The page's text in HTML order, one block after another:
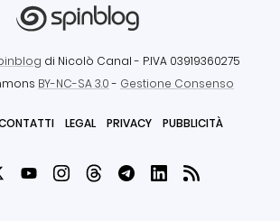
di Nicolò Canal - P.IVA 03919360275
BY-NC-SA 3.0- Gestione Consenso
LEGAL PRIVACY PUBBLICITÀ